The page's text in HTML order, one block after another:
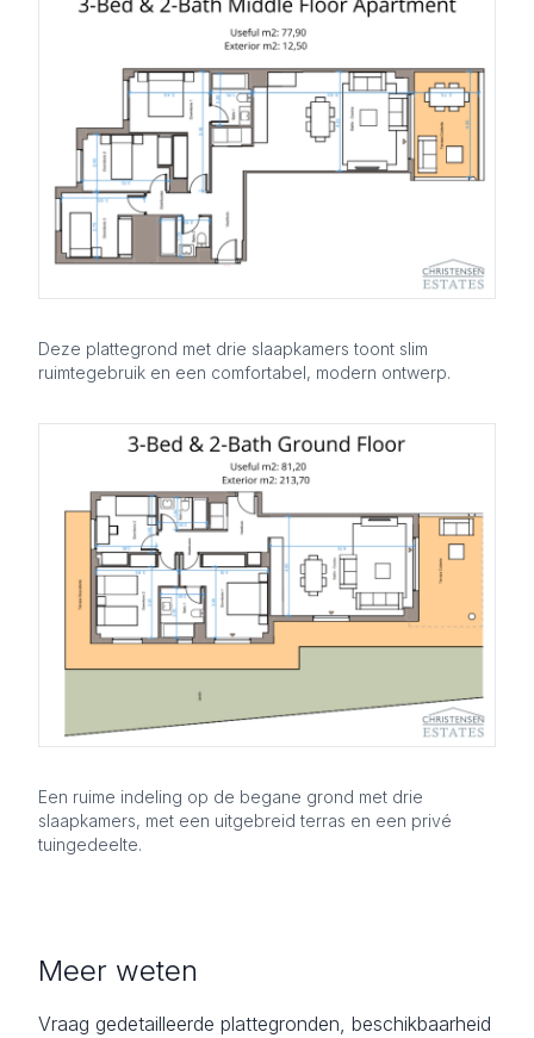
Deze plattegrond met drie slaapkamers toont slim
ruimtegebruik en een comfortabel, modern ontwerp.
Een ruime indeling op de begane grond met drie
slaapkamers, met een uitgebreid terras en een privé
tuingedeelte.
Meer weten
Vraag gedetailleerde plattegronden, beschikbaarheid